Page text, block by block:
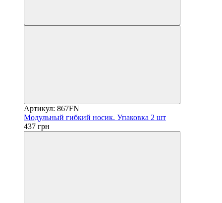
Артикул: 867FN
Модульный гибкий носик. Упаковка 2 шт
437 грн